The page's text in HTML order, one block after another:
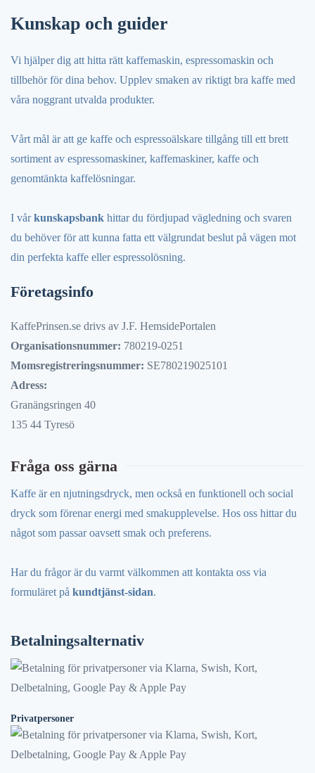
Kunskap och guider
Vi hjälper dig att hitta rätt kaffemaskin, espressomaskin och
tillbehör för dina behov. Upplev smaken av riktigt bra kaffe med
våra noggrant utvalda produkter.
Vårt mål är att ge kaffe och espressoälskare tillgång till ett brett
sortiment av espressomaskiner, kaffemaskiner, kaffe och
genomtänkta kaffelösningar.
I vårkunskapsbank hittar du fördjupad vägledning och svaren
du behöver för att kunna fatta ett välgrundat beslut på vägen mot
din perfekta kaffe eller espressolösning.
Företagsinfo
KaffePrinsen.se drivs av J.F. HemsidePortalen
Organisationsnummer: 780219-0251
Momsregistreringsnummer: SE780219025101
Adress:
Granängsringen 40
135 44 Tyresö
Fråga oss gärna
Kaffe är en njutningsdryck, men också en funktionell och social
dryck som förenar energi med smakupplevelse. Hos oss hittar du
något som passar oavsett smak och preferens.
Har du frågor är du varmt välkommen att kontakta oss via
formuläret på kundtjänst-sidan.
Betalningsalternativ
Privatpersoner